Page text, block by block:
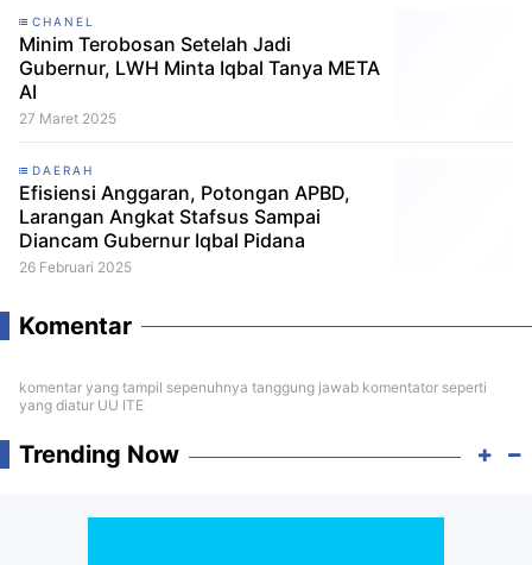
CHANEL
Minim Terobosan Setelah Jadi
Gubernur, LWH Minta Iqbal Tanya META
AI
27 Maret 2025
DAERAH
Efisiensi Anggaran, Potongan APBD,
Larangan Angkat Stafsus Sampai
Diancam Gubernur Iqbal Pidana
26 Februari 2025
Komentar
komentar yang tampil sepenuhnya tanggung jawab komentator seperti
yang diatur UU ITE
Trending Now